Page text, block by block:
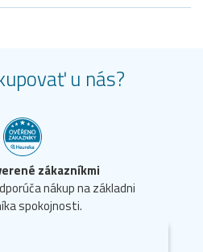
u nás?
zákazníkmi
nákup na základni
spokojnosti.